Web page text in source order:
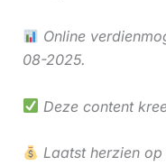
Online
08-2025.
Deze content
Laatst herzien